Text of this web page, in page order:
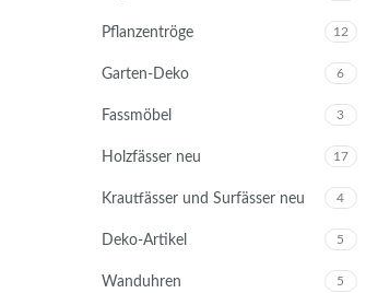
Pflanzentröge 12
Garten-Deko 6
Fassmöbel 3
Holzfässer neu 17
Krautfässer und Surfässer neu 4
Deko-Artikel 5
Wanduhren 5